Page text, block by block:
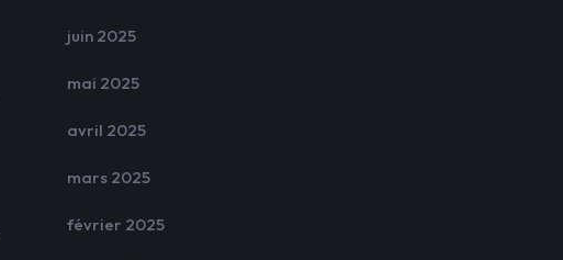
juin 2025
mai 2025
avril 2025
mars 2025
février 2025